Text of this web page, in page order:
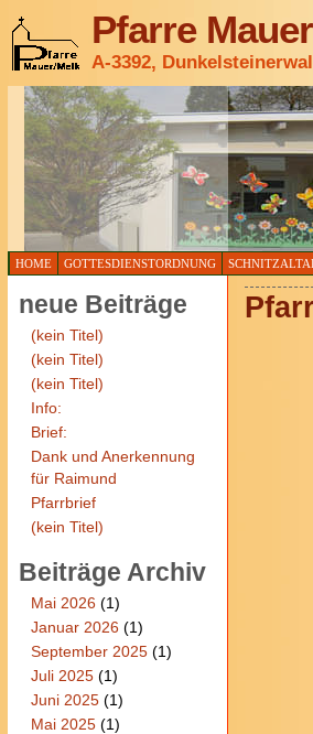
Pfarre
A-3392,
HOME GOTTESDIENSTORDNUNG
neue Beiträge
(kein Titel)
(kein Titel)
(kein Titel)
Info:
Brief:
Dank und Anerkennung
für Raimund
Pfarrbrief
(kein Titel)
Beiträge Archiv
Mai 2026(1)
Januar 2026(1)
September 2025(1)
Juli 2025(1)
Juni 2025(1)
Mai 2025(1)